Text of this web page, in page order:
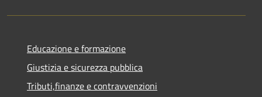
Educazione e formazione
Giustizia e sicurezza pubblica
Tributi,finanze e contravvenzioni